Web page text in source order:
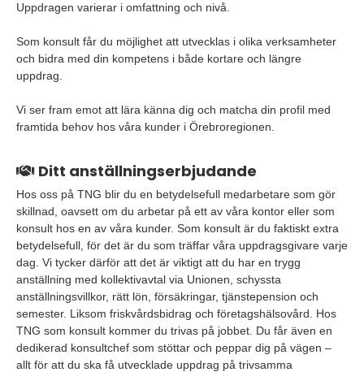
Uppdragen varierar i omfattning och nivå.
Som konsult får du möjlighet att utvecklas i olika verksamheter
och bidra med din kompetens i både kortare och längre
uppdrag.
Vi ser fram emot att lära känna dig och matcha din profil med
framtida behov hos våra kunder i Örebroregionen.
Ditt anställningserbjudande
Hos oss på TNG blir du en betydelsefull medarbetare som gör
skillnad, oavsett om du arbetar på ett av våra kontor eller som
konsult hos en av våra kunder. Som konsult är du faktiskt extra
betydelsefull, för det är du som träffar våra uppdragsgivare varje
dag. Vi tycker därför att det är viktigt att du har en trygg
anställning med kollektivavtal via Unionen, schyssta
anställningsvillkor, rätt lön, försäkringar, tjänstepension och
semester. Liksom friskvårdsbidrag och företagshälsovård. Hos
TNG som konsult kommer du trivas på jobbet. Du får även en
dedikerad konsultchef som stöttar och peppar dig på vägen –
allt för att du ska få utvecklade uppdrag på trivsamma